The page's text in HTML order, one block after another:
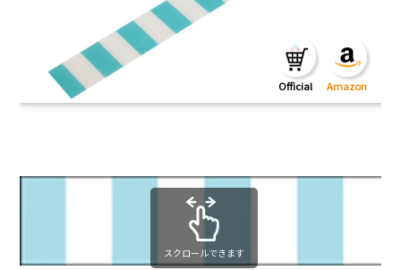
スクロールできます